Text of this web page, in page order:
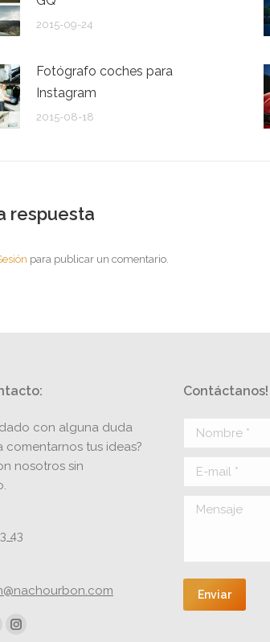
2015-09-24
Fotógrafo coches para
Instagram
2015-08-18
respuesta
para publicar un comentario.
con alguna duda
comentarnos tus ideas?
nosotros sin
43
en:
Instagram
Contáctanos!
Nombre *
E-mail *
Mensaje
Enviar